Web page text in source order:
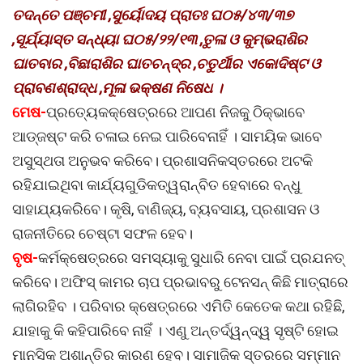
ତଦନ୍ତେ ପଞ୍ଚମୀ ,ସୁର୍ୟୋଦୟ ପ୍ରାତଃ ଘ୦୫/୪୩/୩୭
,ସୂର୍ଯ୍ୟାସ୍ତ ସନ୍ଧ୍ୟା ଘ୦୫/୨୨/୧୩ ,ତୁଳା ଓ କୁମ୍ଭରାଶିର
ଘାତବାର ,ବିଛାରାଶିର ଘାତଚନ୍ଦ୍ର ,ଚତୁର୍ଥୀର ଏକୋଦିଷ୍ଟ ଓ
ପ୍ରାବଣଶ୍ରାଦ୍ଧ ,ମୂଳା ଭକ୍ଷଣ ନିଷେଧ ।
ମେଷ-ପ୍ରତ୍ୟେକକ୍ଷେତ୍ରରେ ଆପଣ ନିଜକୁ ଠିକ୍‌ଭାବେ
ଆଡ୍‌ଜଷ୍ଟ କରି ଚଳାଇ ନେଇ ପାରିବେନାହିଁ । ସାମୟିକ ଭାବେ
ଅସୁସ୍ଥତା ଅନୁଭବ କରିବେ। ପ୍ରଶାସନିକସ୍ତରରେ ଅଟକି
ରହିଯାଇଥିବା କାର୍ଯ୍ୟଗୁଡିକତ୍ୱରାନ୍ବିତ ହେବାରେ ବନ୍ଧୁ
ସାହାଯ୍ୟକରିବେ। କୃଷି, ବାଣିଜ୍ୟ, ବ୍ୟବସାୟ, ପ୍ରଶାସନ ଓ
ରାଜନୀତିରେ ଚେଷ୍ଟା ସଫଳ ହେବ।
ବୃଷ-କର୍ମକ୍ଷେତ୍ରରେ ସମସ୍ୟାକୁ ସୁଧାରି ନେବା ପାଇଁ ପ୍ରଯନତ୍
କରିବେ। ଅଫିସ୍ କାମର ଚାପ ପ୍ରଭାବରୁ ଟେନସନ୍ କିଛି ମାତ୍ରାରେ
ଲାଗିରହିବ । ପରିବାର କ୍ଷେତ୍ରରେ ଏମିତି କେତେକ କଥା ରହିଛି,
ଯାହାକୁ କି କହିପାରିବେ ନାହିଁ । ଏଣୁ ଅନ୍ତର୍ଦ୍ୱନ୍ଦ୍ୱ ସୃଷ୍ଟି ହୋଇ
ମାନସିକ ଅଶାନ୍ତିର କାରଣ ହେବ। ସାମାଜିକ ସ୍ତରରେ ସମ୍ମାନ